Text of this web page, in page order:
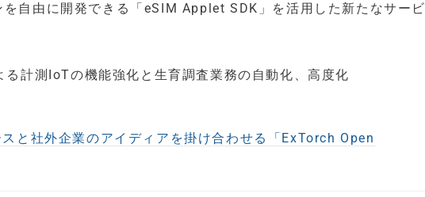
自由に開発できる「eSIM Applet SDK」を活用した新たなサービ
計測IoTの機能強化と生育調査業務の自動化、高度化
と社外企業のアイディアを掛け合わせる「ExTorch Open